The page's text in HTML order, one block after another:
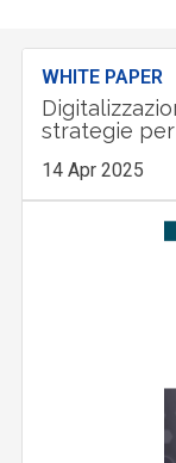
WHITE PAPER
strategie
14 Apr 2025